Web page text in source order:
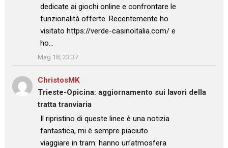
dedicate ai giochi online e confrontare le
funzionalità offerte. Recentemente ho
visitato https://verde-casinoitalia.com/ e
ho…
”
Mag 18, 23:37
ChristosMKsu
Trieste-Opicina: aggiornamento sui lavori della
tratta tranviaria
: “
Il ripristino di queste linee è una notizia
fantastica, mi è sempre piaciuto
viaggiare in tram: hanno un’atmosfera